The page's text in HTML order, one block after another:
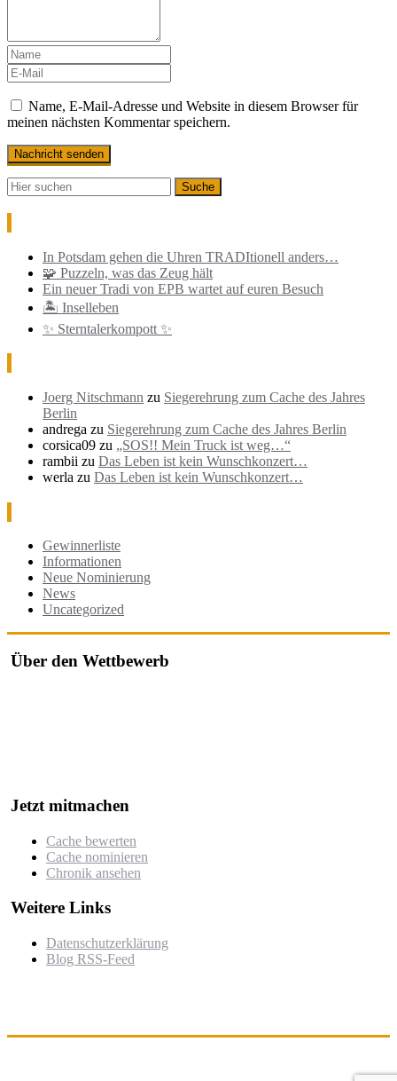
Name, E-Mail-Adresse und Website in diesem Browser für
meinen nächsten Kommentar speichern.
In Potsdam gehen die Uhren TRADItionell anders…
🧩 Puzzeln, was das Zeug hält
Ein neuer Tradi von EPB wartet auf euren Besuch
🏝️ Inselleben
✨ Sterntalerkompott ✨
Joerg Nitschmann zu Siegerehrung zum Cache des Jahres
Berlin
andrega zu Siegerehrung zum Cache des Jahres Berlin
corsica09 zu „SOS!! Mein Truck ist weg…“
rambii zu Das Leben ist kein Wunschkonzert…
werla zu Das Leben ist kein Wunschkonzert…
Gewinnerliste
Informationen
Neue Nominierung
News
Uncategorized
Über den Wettbewerb
Jetzt mitmachen
Cache bewerten
Cache nominieren
Chronik ansehen
Weitere Links
Datenschutzerklärung
Blog RSS-Feed